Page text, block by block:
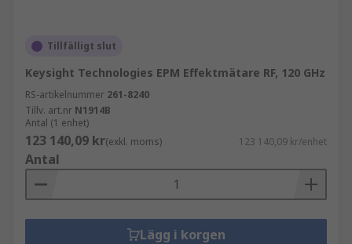
Tillfälligt slut
Keysight Technologies EPM Effektmätare RF, 120 GHz
RS-artikelnummer 261-8240
Tillv. art.nr N1914B
Antal (1 enhet)
123 140,09 kr(exkl. moms) 123 140,09 kr/enhet
Antal
Lägg i korgen